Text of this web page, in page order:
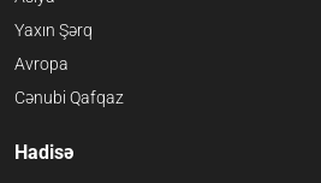
Yaxın Şərq
Avropa
Cənubi Qafqaz
Hadisə